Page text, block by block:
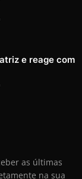
e reage com
as últimas
na sua